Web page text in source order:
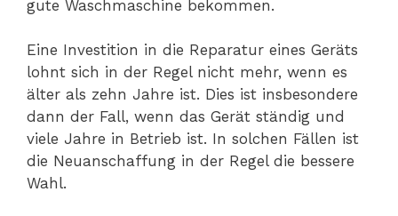
gute Waschmaschine bekommen.
Eine Investition in die Reparatur eines Geräts
lohnt sich in der Regel nicht mehr, wenn es
älter als zehn Jahre ist. Dies ist insbesondere
dann der Fall, wenn das Gerät ständig und
viele Jahre in Betrieb ist. In solchen Fällen ist
die Neuanschaffung in der Regel die bessere
Wahl.